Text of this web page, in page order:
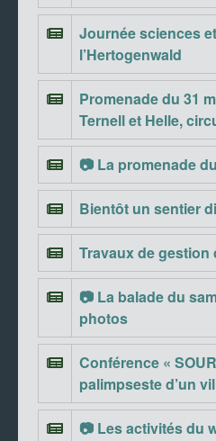
Journée sciences
l’Hertogenwald
Promenade du 31
Ternell et Helle,
📷 La promenade
Bientôt un sentier
Travaux de gestion
📷 La balade du
photos
Conférence «
palimpseste d’un
📷 Les activités du